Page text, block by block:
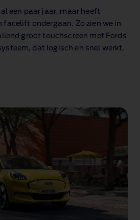
al een paar jaar, maar heeft
facelift ondergaan. Zo zien we in
groot touchscreen met Fords
dat logisch en snel werkt.